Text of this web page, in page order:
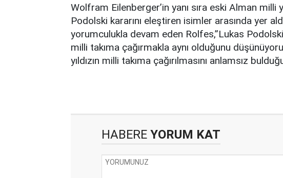
Wolfram Eilenberger’in yanı sıra eski Alman milli
Podolski kararını eleştiren isimler arasında yer
yorumculukla devam eden Rolfes,”Lukas
milli takıma çağırmakla aynı olduğunu
yıldızın milli takıma çağırılmasını anlamsız
HABERE YORUM KAT